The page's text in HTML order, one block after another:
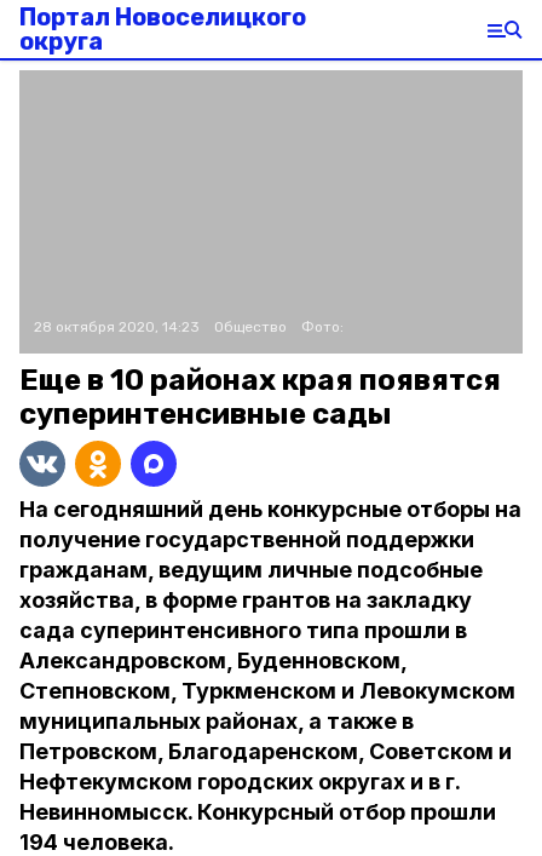
Портал Новоселицкого
округа
28 октября 2020, 14:23 Общество Фото:
Еще в 10 районах края появятся
суперинтенсивные сады
На сегодняшний день конкурсные отборы на
получение государственной поддержки
гражданам, ведущим личные подсобные
хозяйства, в форме грантов на закладку
сада суперинтенсивного типа прошли в
Александровском, Буденновском,
Степновском, Туркменском и Левокумском
муниципальных районах, а также в
Петровском, Благодаренском, Советском и
Нефтекумском городских округах и в г.
Невинномысск. Конкурсный отбор прошли
194 человека.